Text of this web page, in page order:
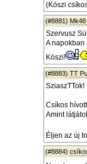
(Köszi
(#8881) Mk48
Szervusz
A napokban
Köszi!
(#8883) TT
SziaszTTok!
Csíkos
Amint
Éljen az új
(#8884)